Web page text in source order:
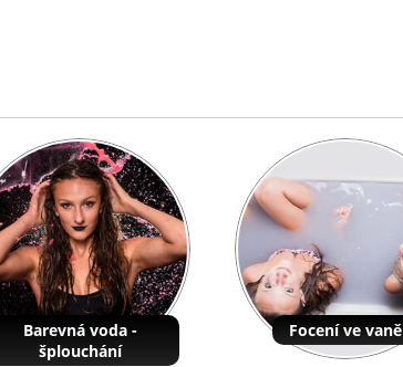
Barevná voda -
šplouchání
Focení ve vaně